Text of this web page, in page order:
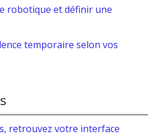
robotique et définir une
temporaire selon vos
retrouvez votre interface